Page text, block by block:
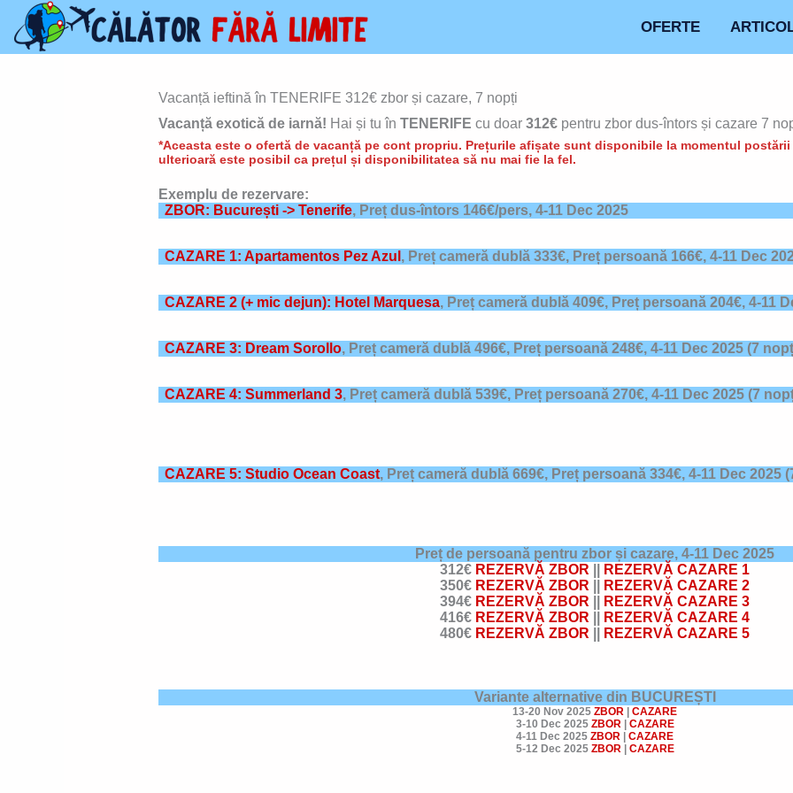
content
OFERTE
Vacanță ieftină în TENERIFE 312€ zbor și cazare, 7 nopți
Vacanță exotică de iarnă! Hai și tu în TENERIFE cu doar 312€pentru zbor dus-întors și cazare 7
*Aceasta este o ofertă de vacanță pe cont propriu. Prețurile afișate sunt disponibile la momentul
ulterioară este posibil ca prețul și disponibilitatea să nu mai fie la fel.
Exemplu de rezervare:
ZBOR: București -> Tenerife, Preț dus-întors 146€/pers, 4-11Dec 2025
CAZARE 1: Apartamentos Pez Azul , Preț cameră dublă 333€, Preț persoană 166€, 4-11Dec
CAZARE 2 (+ mic dejun): Hotel Marquesa, Preț cameră dublă 409€, Preț persoană 204€, 4-11
CAZARE 3: Dream Sorollo, Preț cameră dublă 496€, Preț persoană 248€, 4-11Dec 2025(7
CAZARE 4: Summerland 3, Preț cameră dublă 539€, Preț persoană 270€, 4-11Dec 2025(7
CAZARE 5: Studio Ocean Coast, Preț cameră dublă 669€, Preț persoană 334€, 4-11Dec 2025
Preț de persoană pentru zbor și cazare, 4-11 Dec 2025
312€ REZERVĂ ZBOR
REZERVĂ CAZARE 1
350€ REZERVĂ ZBOR
REZERVĂ CAZARE 2
394€ REZERVĂ ZBOR
REZERVĂ CAZARE 3
416€ REZERVĂ ZBOR
REZERVĂ CAZARE 4
480€ REZERVĂ ZBOR REZERVĂ CAZARE 5
Variante alternative din BUCUREȘTI
13-20 Nov 2025 ZBOR | CAZARE
3-10 Dec 2025 ZBOR| CAZARE
4-11 Dec 2025 ZBOR | CAZARE
5-12 Dec 2025 ZBOR| CAZARE